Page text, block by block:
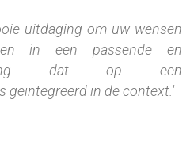
uitdaging om uw wensen
in een passende en
dat op een
geïntegreerd in de context.'​